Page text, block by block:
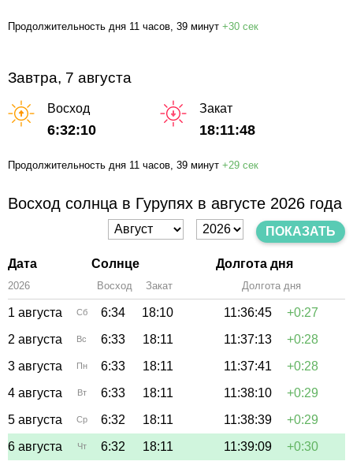
Продолжительность дня 11 часов , 39 минут +30 сек
Завтра, 7 августа
Восход
6:32:10
Закат
18:11:48
Продолжительность дня 11 часов, 39 минут +29 сек
Восход солнца в Гурупях в августе 2026 года
ПОКАЗАТЬ
Дата Солнце Долгота дня
2026 Восход Закат Долгота дня
1 августа Сб 6:34 18:10 11:36:45
+0:27
2 августа
Вс 6:33 18:11 11:37:13
+0:28
3 августа
Пн 6:33 18:11 11:37:41
+0:28
4 августа
Вт 6:33 18:11 11:38:10
+0:29
5 августа
Ср 6:32 18:11 11:38:39
+0:29
6 августа
Чт 6:32 18:11 11:39:09
+0:30